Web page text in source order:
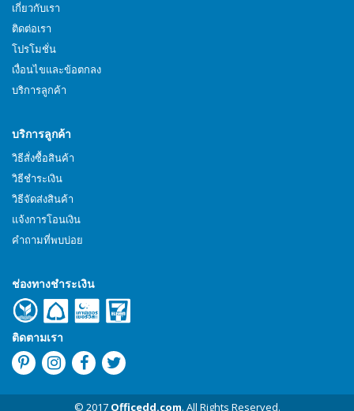
เกี่ยวกับเรา
ติดต่อเรา
โปรโมชั่น
เงื่อนไขและข้อตกลง
บริการลูกค้า
บริการลูกค้า
วิธีสั่งซื้อสินค้า
วิธีชำระเงิน
วิธีจัดส่งสินค้า
แจ้งการโอนเงิน
คำถามที่พบบ่อย
ช่องทางชำระเงิน
ติดตามเรา
© 2017 Officedd.com. All Rights Reserved.